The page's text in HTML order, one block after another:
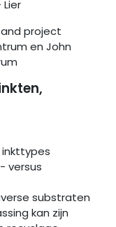
project
en John
versus
substraten
kan zijn